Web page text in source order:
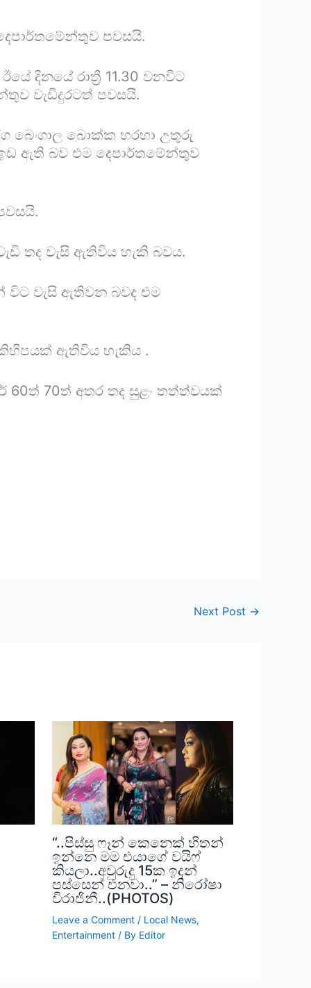
පවසයි.
දිනයේ රාත්‍රී 11.30 වනවිට
වැඩිදුරටත් පවසයි.
බෙංගාල බොක්ක හරහා උතුරු
ඇති බව එම දෙපාර්තමේන්තුව
තද වැසි ඇතිවිය හැකි බවය.
විට වැසි ඇතිවන බවද එම
ඇතිවිය හැකිය .
70ත් අතර තද සුළං තත්ත්වයක්
Next Post →
“..පිස්සු ෆෑන් කෙනෙක් හිතන්
ඉන්නෙ මම එයාගේ වයිෆ්
කියලා..අවුරුදු 15ක ඉදන්
පස්සෙන් එනවා..” – නිරෝෂා
විරාජිනී..(PHOTOS)
Leave a Comment / Local News,
Entertainment/ By Editor